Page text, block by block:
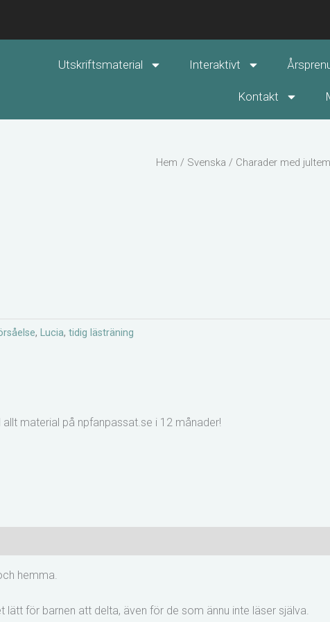
Utskriftsmaterial Interaktivt
Kontakt
Hem / Svenska / Charader med
, Lucia, tidig lästräning
material på npfanpassat.se i 12 månader!
hemma.
för barnen att delta, även för de som ännu inte läser själva.